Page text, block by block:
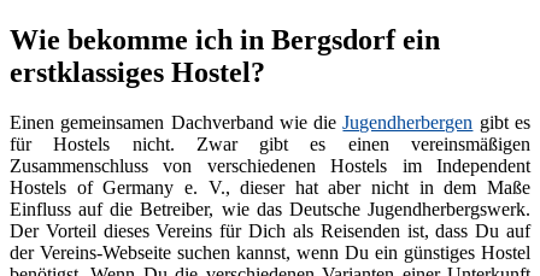
Wie bekomme ich in Bergsdorf ein
erstklassiges Hostel?
Einen gemeinsamen Dachverband wie dieJugendherbergen gibt es
für Hostels nicht. Zwar gibt es einen vereinsmäßigen
Zusammenschluss von verschiedenen Hostels im Independent
Hostels of Germany e. V., dieser hat aber nicht in dem Maße
Einfluss auf die Betreiber, wie das Deutsche Jugendherbergswerk.
Der Vorteil dieses Vereins für Dich als Reisenden ist, dass Du auf
der Vereins-Webseite suchen kannst, wenn Du ein günstiges Hostel